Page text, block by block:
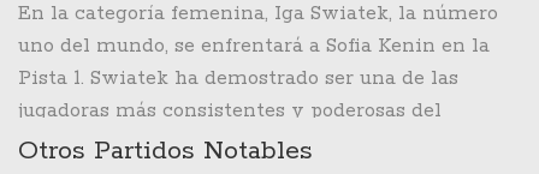
mejor momento físico, sigue siendo un competidor
feroz, especialmente en la hierba londinense donde
ha tenido sus mayores éxitos. Los aficionados
esperan un partido lleno de emoción y calidad,
digno de una final anticipada. Esta será una
En la categoría femenina, Iga Swiatek, la número
uno del mundo, se enfrentará a Sofia Kenin en la
Pista 1. Swiatek ha demostrado ser una de las
jugadoras más consistentes y poderosas del
circuito, y está decidida a añadir otro trofeo de
Otros Partidos Notables